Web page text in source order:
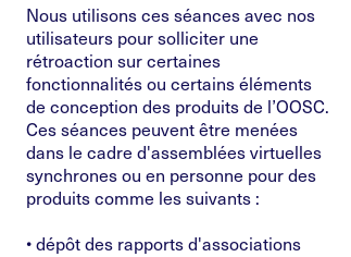
Nous utilisons ces séances avec nos
utilisateurs pour solliciter une
rétroaction sur certaines
fonctionnalités ou certains éléments
de conception des produits de l’OOSC.
Ces séances peuvent être menées
dans le cadre d'assemblées virtuelles
synchrones ou en personne pour des
produits comme les suivants :
• dépôt des rapports d'associations